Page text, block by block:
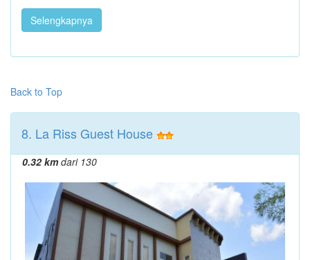
Selengkapnya
Back to Top
8. La Riss Guest House
0.32 kmdari 130